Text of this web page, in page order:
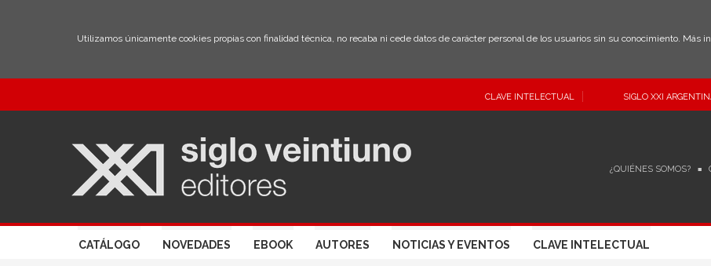
Utilizamos únicamente cookies propias con finalidad técnica, no recaba ni cede datos de carácter personal de los usuarios sin su conocimiento. Más
CLAVE INTELECTUAL SIGLO XXI
¿QUIÉNES SOMOS?
CATÁLOGO NOVEDADES EBOOK AUTORES NOTICIAS Y EVENTOS CLAVE INTELECTUAL